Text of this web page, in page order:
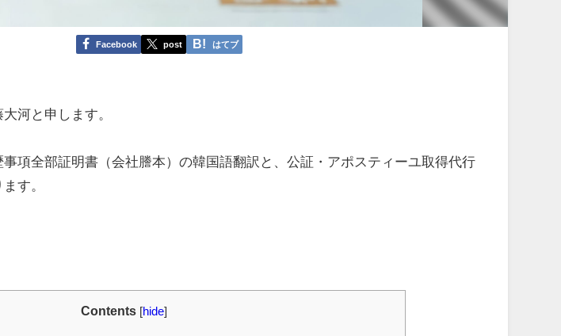
Facebook post はてブ
河と申します。
項全部証明書（会社謄本）の韓国語翻訳と、公証・アポスティーユ取得代行
す。
Contents hide